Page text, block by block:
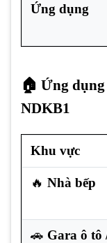
Ứng dụng
🏠 Ứng
NDKB1
Khu vực
🔥 Nhà bếp
🚗 Gara ô tô